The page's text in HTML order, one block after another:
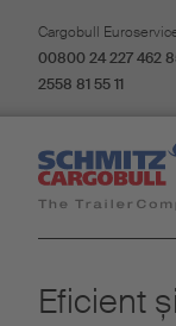
Cargobull
00800 24 227 462
2558 81 55 11
Eficient